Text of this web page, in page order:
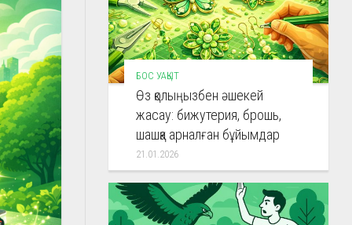
БОС УАҚЫТ
Өз қолыңызбен әшекей
жасау: бижутерия, брошь,
шашқа арналған бұйымдар
21.01.2026